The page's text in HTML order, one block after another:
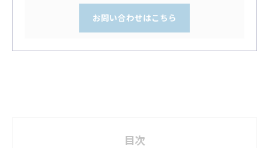
お問い合わせはこちら
目次